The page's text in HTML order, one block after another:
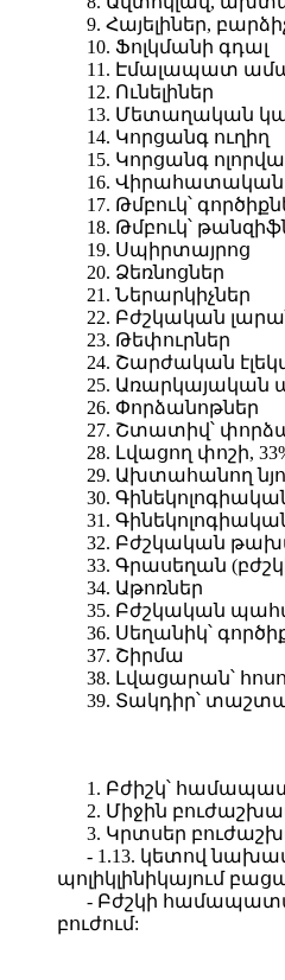
9. Հայելիներ,
10. Ֆոլկմանի գդալ
11. Էմալապատ
12. Ունելիներ
13. Մետաղական
14. Կորցանգ ուղիղ
15. Կորցանգ
16.
17. Թմբուկ՝
18. Թմբուկ՝
19. Սպիրտայրոց
20. Ձեռնոցներ
21. Ներարկիչներ
22. Բժշկական
23. Թեփուրներ
24. Շարժական
25. Առարկայական
26. Փորձանոթներ
27. Շտատիվ՝
28. Լվացող փոշի,
29. Ախտահանող
30.
31.
32. Բժշկական
33. Գրասեղան
34. Աթոռներ
35. Բժշկական
36. Սեղանիկ՝
37. Շիրմա
38. Լվացարան՝
39. Տակդիր՝
1. Բժիշկ՝
2. Միջին
3. Կրտսեր
- 1.13. կետով
պոլիկլինիկայում
- Բժշկի
բուժում: